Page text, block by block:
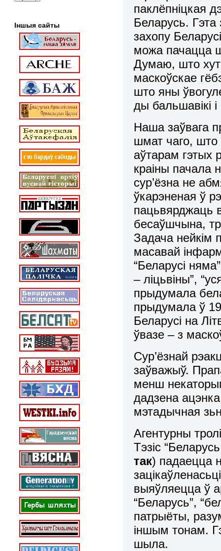
паклёпніцкая
Беларусь.
захопу
можа пачацца
Думаю, што
маскоўскае
што яны
ды бальшавікі
Наша заўвага
шмат чаго, што
аўтарам гэтых
краіны пачала
сур’ёзна не
ўкарэненая ў
пацьвярджаць
бесаўшчына,
Задача нейкім
масавай
“Беларусі
– ліцьвіны”,
прыдумала
прыдумала ў
Беларусі на
ўвазе – з
Сур’ёзнай
заўважыў.
менш
дадзена
мэтадычная
Агентурны
Тэзіс
так) падаецца
выяўляецца ў
“Беларусь”,
патрыёты,
іншым тонам.
шыла.
Іншыя сайты